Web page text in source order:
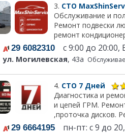
3. СТО
Обслуживание и
Ремонт подвески
ремонт
29 6082310 с 9:00 до
ул. Могилевская, 43а
4. СТО 7 Дней
Диагностика и
и цепей ГРМ.
,проточка дисков.
29 6664195 пн-пт: с 9 до